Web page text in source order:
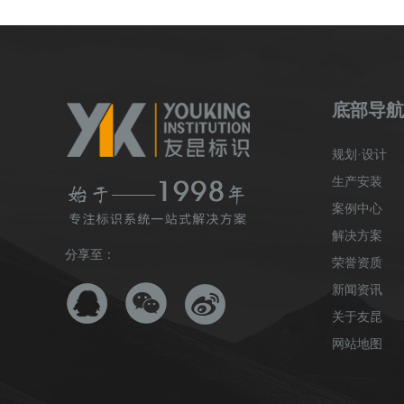
分享至：
底部导航
规划·设计
生产安装
案例中心
解决方案
荣誉资质
新闻资讯
关于友昆
网站地图